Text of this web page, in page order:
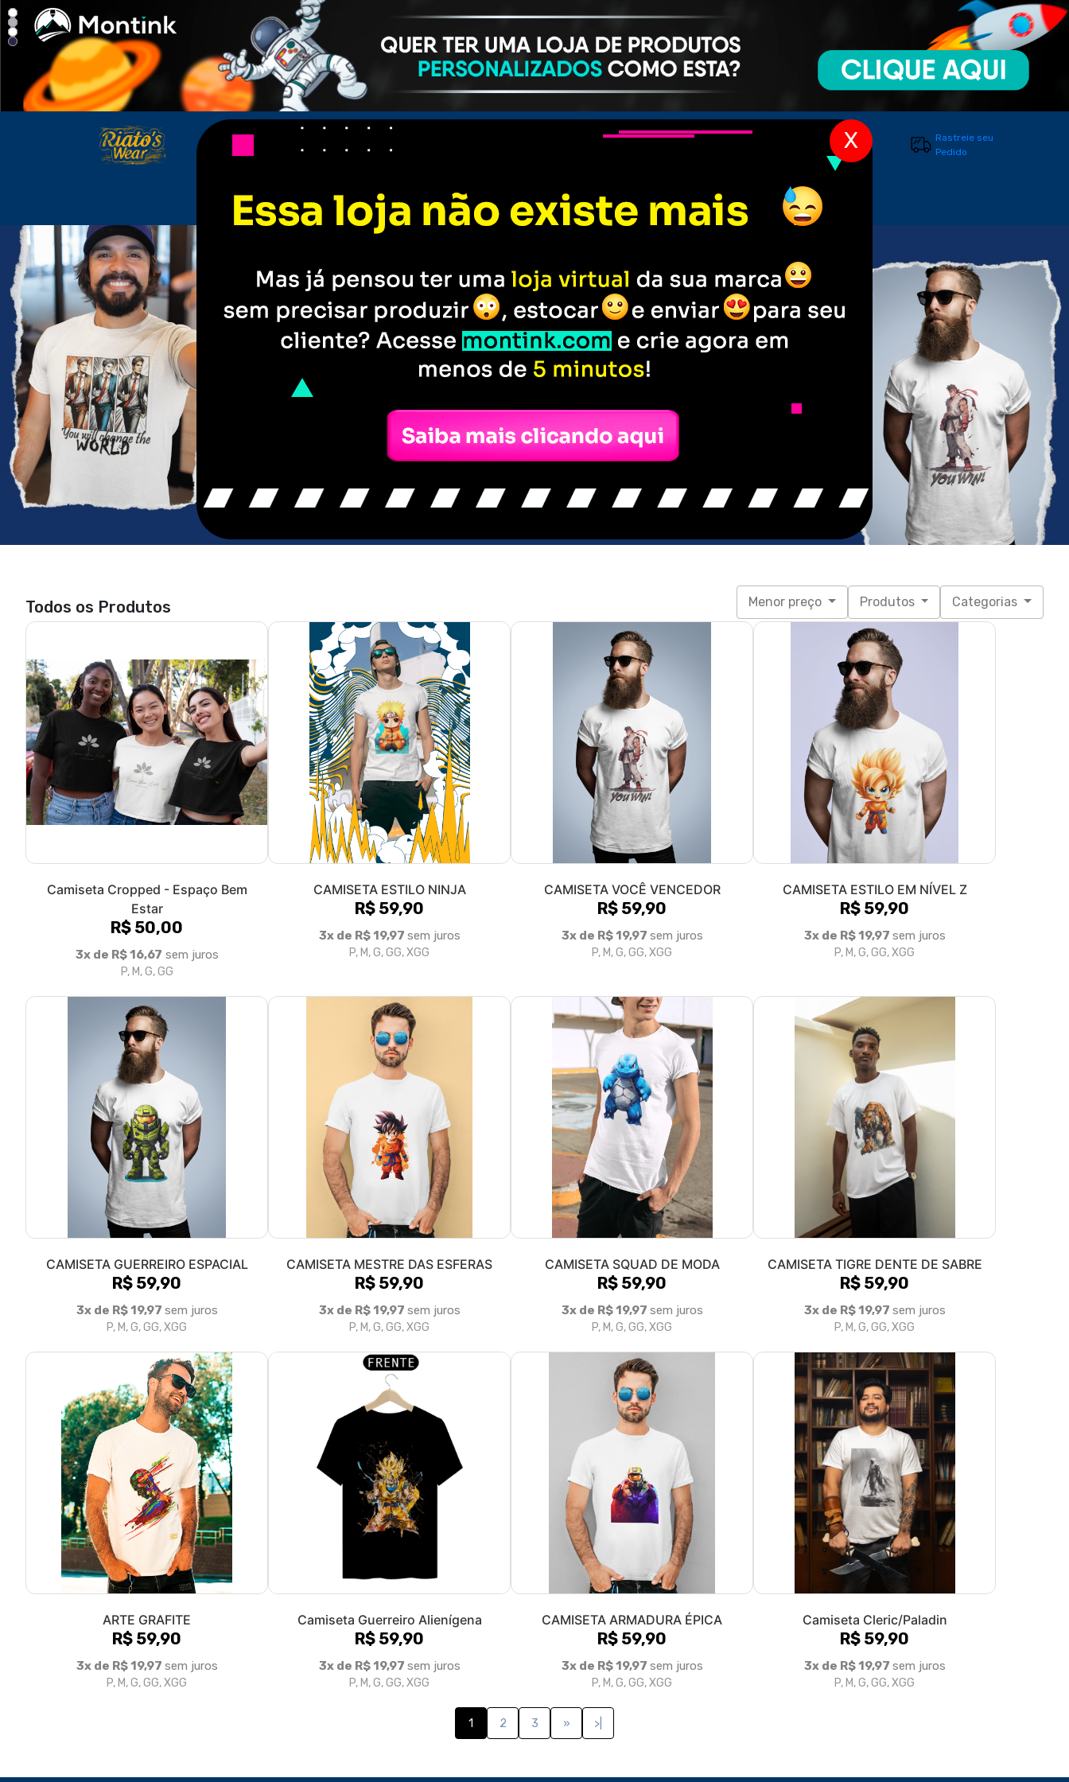
X
Riato's Wear - Camisetas e produtos personalizados
Entre em
Contato
Rastreie seu
Pedido
Camisetas Bonés
Todos os Produtos Menor preço Produtos Categorias
Camiseta Cropped - Espaço Bem
Estar
R$ 50,00
3x de R$ 16,67 sem juros
P, M, G, GG
CAMISETA ESTILO NINJA
R$ 59,90
3x de R$ 19,97 sem juros
P, M, G, GG, XGG
CAMISETA VOCÊ VENCEDOR
R$ 59,90
3x de R$ 19,97 sem juros
P, M, G, GG, XGG
CAMISETA ESTILO EM NÍVEL Z
R$ 59,90
3x de R$ 19,97 sem juros
P, M, G, GG, XGG
CAMISETA GUERREIRO ESPACIAL
R$ 59,90
3x de R$ 19,97 sem juros
P, M, G, GG, XGG
CAMISETA MESTRE DAS ESFERAS
R$ 59,90
3x de R$ 19,97 sem juros
P, M, G, GG, XGG
CAMISETA SQUAD DE MODA
R$ 59,90
3x de R$ 19,97 sem juros
P, M, G, GG, XGG
CAMISETA TIGRE DENTE DE SABRE
R$ 59,90
3x de R$ 19,97 sem juros
P, M, G, GG, XGG
ARTE GRAFITE
R$ 59,90
3x de R$ 19,97 sem juros
P, M, G, GG, XGG
Camiseta Guerreiro Alienígena
R$ 59,90
3x de R$ 19,97 sem juros
P, M, G, GG, XGG
CAMISETA ARMADURA ÉPICA
R$ 59,90
3x de R$ 19,97 sem juros
P, M, G, GG, XGG
Camiseta Cleric/Paladin
R$ 59,90
3x de R$ 19,97 sem juros
P, M, G, GG, XGG
1 2 3 » >|